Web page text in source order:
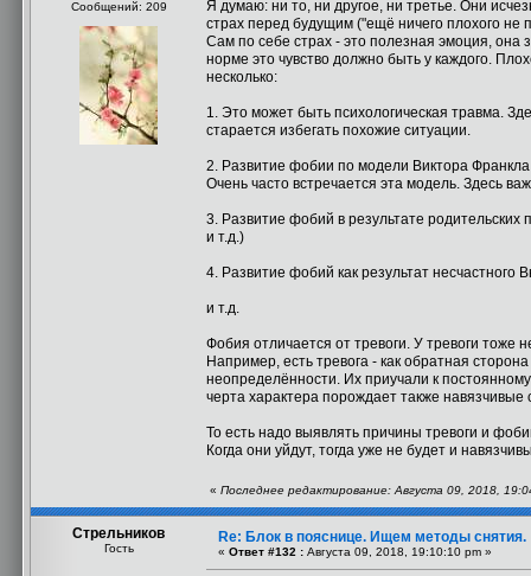
Сообщений: 209
Я думаю: ни то, ни другое, ни третье. Они
страх перед будущим ("ещё ничего плохого
Сам по себе страх - это полезная эмоция, она
норме это чувство должно быть у каждого.
несколько:
1. Это может быть психологическая травма.
старается избегать похожие ситуации.
2. Развитие фобии по модели Виктора
Очень часто встречается эта модель. Здесь
3. Развитие фобий в результате
и т.д.)
4. Развитие фобий как результат несчастного
и т.д.
Фобия отличается от тревоги. У тревоги тоже
Например, есть тревога - как обратная
неопределённости. Их приучали к
черта характера порождает также
То есть надо выявлять причины тревоги и
Когда они уйдут, тогда уже не будет и
« Последнее редактирование: Августа 09, 2018,
Стрельников
Гость
Re: Блок в пояснице. Ищем методы снятия.
« Ответ #132 : Августа 09, 2018, 19:10:10 pm »